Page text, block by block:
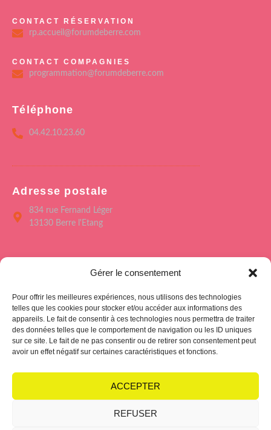
Gérer le consentement
Pour offrir les meilleures expériences, nous utilisons des technologies
telles que les cookies pour stocker et/ou accéder aux informations des
appareils. Le fait de consentir à ces technologies nous permettra de traiter
des données telles que le comportement de navigation ou les ID uniques
sur ce site. Le fait de ne pas consentir ou de retirer son consentement peut
avoir un effet négatif sur certaines caractéristiques et fonctions.
ACCEPTER
REFUSER
CONTACT RÉSERVATION
rp.accueil@forumdeberre.com
CONTACT COMPAGNIES
programmation@forumdeberre.com
Téléphone
04.42.10.23.60
Adresse postale
834 rue Fernand Léger
13130 Berre l'Etang
Le Forum de Berre
Saison culturelle 26/27
L’école des Arts